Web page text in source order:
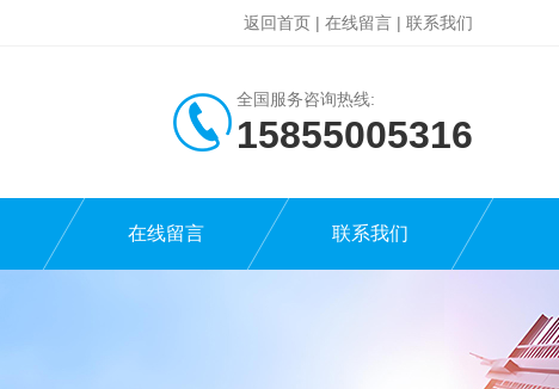
返回首页 | 在线留言 | 联系我们
全国服务咨询热线:
15855005316
在线留言 联系我们